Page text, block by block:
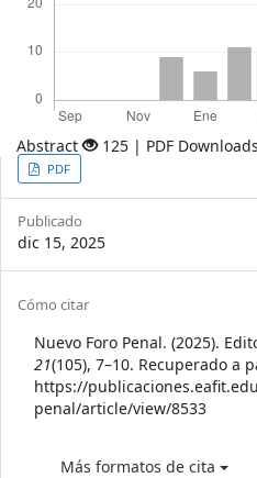
Abstract 125 | PDF Downloads
Article
Sidebar
PDF
Publicado
dic 15, 2025
Article
Details
Cómo citar
Nuevo Foro Penal. (2025).
21(105), 7–10. Recuperado a
https://
penal/article/view/8533
Más formatos de cita